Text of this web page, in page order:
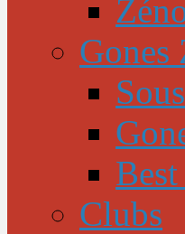
Gones
Clubs